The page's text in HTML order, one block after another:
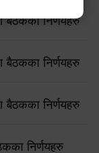
निर्णयहरु
निर्णयहरु
निर्णयहरु
निर्णयहरु